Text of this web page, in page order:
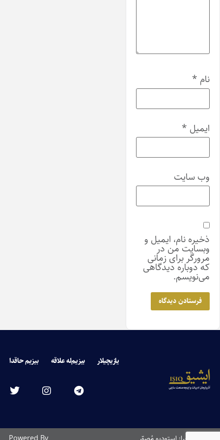
نام *
ایمیل *
وب‌ سایت
ذخیره نام، ایمیل و
وبسایت من در
مرورگر برای زمانی
که دوباره دیدگاهی
می‌نویسم.
یازیچیلار بیزیم‌له علاقه بیزیم حاقدا